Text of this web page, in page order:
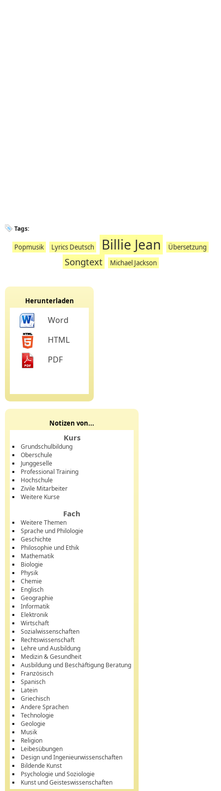
Tags:
Popmusik Lyrics Deutsch Billie Jean Übersetzung
Songtext Michael Jackson
Herunterladen
Word
HTML
PDF
Notizen von...
Kurs
Grundschulbildung
Oberschule
Junggeselle
Professional Training
Hochschule
Zivile Mitarbeiter
Weitere Kurse
Fach
Weitere Themen
Sprache und Philologie
Geschichte
Philosophie und Ethik
Mathematik
Biologie
Physik
Chemie
Englisch
Geographie
Informatik
Elektronik
Wirtschaft
Sozialwissenschaften
Rechtswissenschaft
Lehre und Ausbildung
Medizin & Gesundheit
Ausbildung und Beschäftigung Beratung
Französisch
Spanisch
Latein
Griechisch
Andere Sprachen
Technologie
Geologie
Musik
Religion
Leibesübungen
Design und Ingenieurwissenschaften
Bildende Kunst
Psychologie und Soziologie
Kunst und Geisteswissenschaften